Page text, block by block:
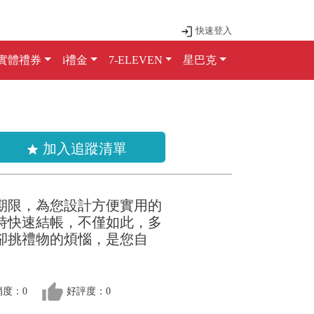
快速登入
體禮券 i禮金 7-ELEVEN 星巴克
star 加入追蹤清單
限，為您設計方便實用的
快速結帳，不僅如此，多
挑禮物的煩惱，是您自
度：0 thumb_up 好評度：0